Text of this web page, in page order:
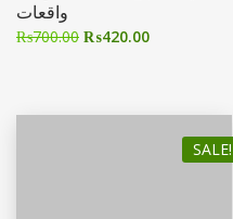
واقعات
₨700.00 ₨420.00
SALE!